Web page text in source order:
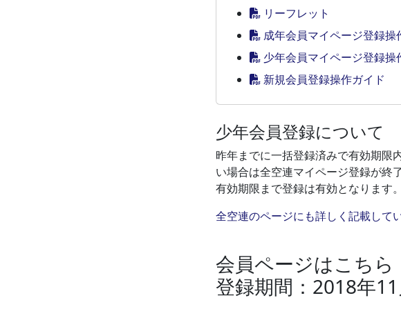
リーフレット
成年会員マイページ登録操
少年会員マイページ登録操
新規会員登録操作ガイド
少年会員登録について
昨年までに一括登録済みで有効期限
い場合は全空連マイページ登録が終
有効期限まで登録は有効となります。
全空連のページにも詳しく記載してい
会員ページはこちら
登録期間：2018年